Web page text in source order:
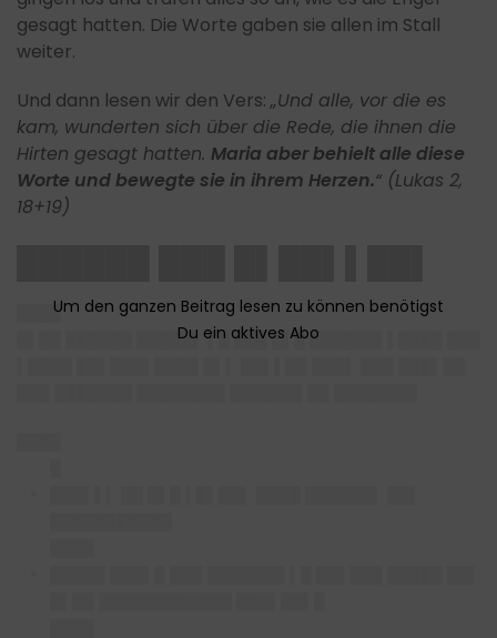
gesagt hatten. Die Worte gaben sie allen im Stall
weiter.
Und dann lesen wir den Vers:„Und alle, vor die es
kam, wunderten sich über die Rede, die ihnen die
Hirten gesagt hatten. Maria aber behielt alle diese
Worte und bewegte sie in ihrem Herzen.“ (Lukas 2,
18+19)
████
█▌██ ██████ █████▌ ▌█ ███ █▌█ ██████▌▌████ ███